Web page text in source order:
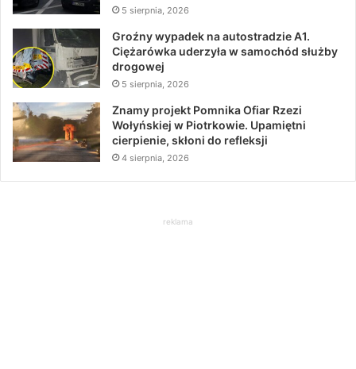
5 sierpnia, 2026
Groźny wypadek na autostradzie A1.
Ciężarówka uderzyła w samochód służby
drogowej
5 sierpnia, 2026
Znamy projekt Pomnika Ofiar Rzezi
Wołyńskiej w Piotrkowie. Upamiętni
cierpienie, skłoni do refleksji
4 sierpnia, 2026
reklama